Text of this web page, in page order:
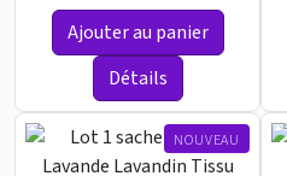
Ajouter au panier
Détails
NOUVEAU